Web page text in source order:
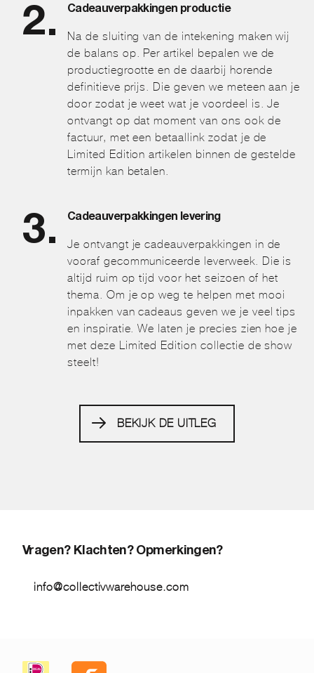
Cadeauverpakkingen productie
Na de sluiting van de intekening maken wij
de balans op. Per artikel bepalen we de
productiegrootte en de daarbij horende
definitieve prijs. Die geven we meteen aan je
door zodat je weet wat je voordeel is. Je
ontvangt op dat moment van ons ook de
factuur, met een betaallink zodat je de
Limited Edition artikelen binnen de gestelde
termijn kan betalen.
Cadeauverpakkingen levering
Je ontvangt je cadeauverpakkingen in de
vooraf gecommuniceerde leverweek. Die is
altijd ruim op tijd voor het seizoen of het
thema. Om je op weg te helpen met mooi
inpakken van cadeaus geven we je veel tips
en inspiratie. We laten je precies zien hoe je
met deze Limited Edition collectie de show
steelt!
BEKIJK DE UITLEG
Vragen? Klachten? Opmerkingen?
info@collectivwarehouse.com